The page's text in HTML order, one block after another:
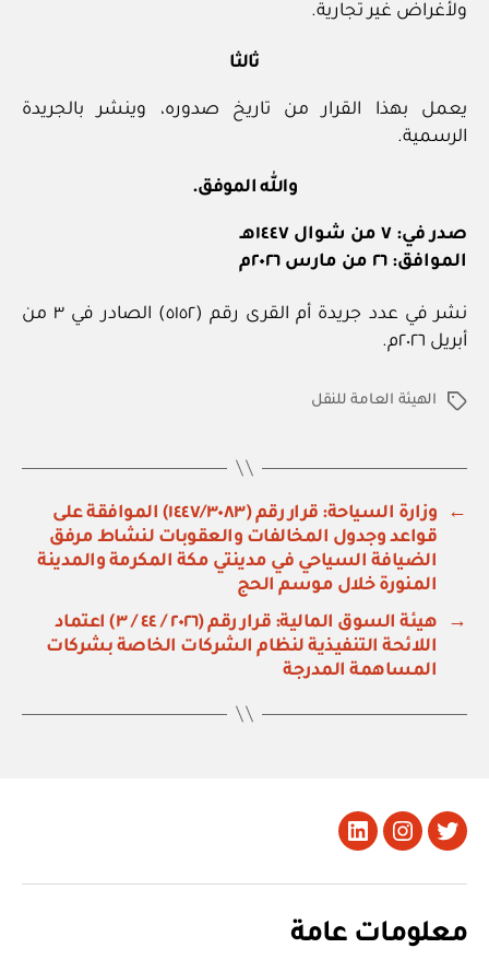
ولأغراض غير تجارية.
ثالثا
يعمل بهذا القرار من تاريخ صدوره، وينشر بالجريدة
الرسمية.
والله الموفق.
صدر في: ٧ من شوال ١٤٤٧هـ
الموافق: ٢٦ من مارس ٢٠٢٦م
نشر في عدد جريدة أم القرى رقم (٥١٥٢) الصادر في ٣ من
أبريل ٢٠٢٦م.
الوسومالهيئة العامة للنقل
←
وزارة السياحة: قرار رقم (١٤٤٧/٣٠٨٣) الموافقة على
قواعد وجدول المخالفات والعقوبات لنشاط مرفق
الضيافة السياحي في مدينتي مكة المكرمة والمدينة
المنورة خلال موسم الحج
→
هيئة السوق المالية: قرار رقم (٢٠٢٦ / ٤٤ / ٣) اعتماد
اللائحة التنفيذية لنظام الشركات الخاصة بشركات
المساهمة المدرجة
تويتر Instagram
LinkedIn
معلومات عامة